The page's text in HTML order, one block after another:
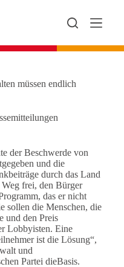
müssen endlich
der Beschwerde von
und die
durch das Land
frei, den Bürger
das er nicht
sollen die Menschen, die
und den Preis
Lobbyisten. Eine
ist die Lösung“,
und
Partei dieBasis.